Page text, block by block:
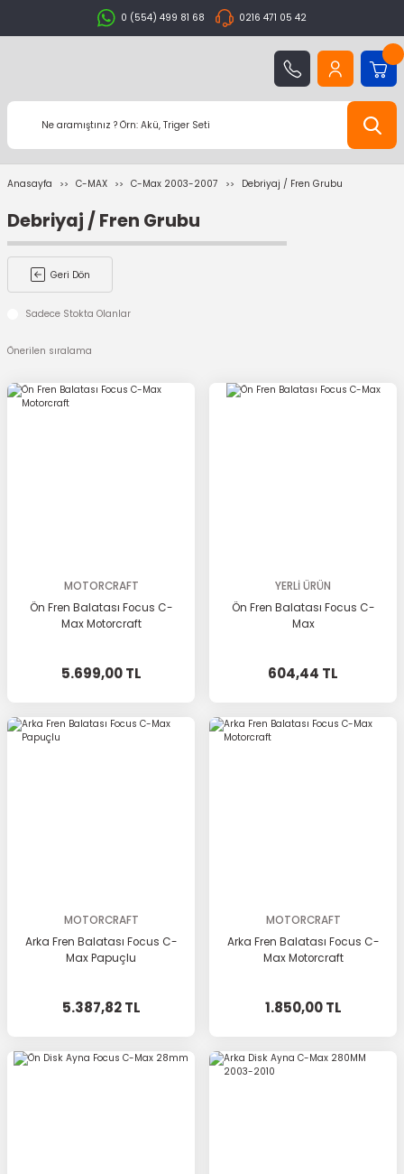
0 (554) 499 81 68 0216 471 05 42
Anasayfa C-MAX C-Max 2003-2007 Debriyaj / Fren Grubu
Debriyaj / Fren Grubu
Geri Dön
Sadece Stokta Olanlar
MOTORCRAFT
Ön Fren Balatası Focus C-
Max Motorcraft
5.699,00 TL
YERLİ ÜRÜN
Ön Fren Balatası Focus C-
Max
604,44 TL
MOTORCRAFT
Arka Fren Balatası Focus C-
Max Papuçlu
5.387,82 TL
MOTORCRAFT
Arka Fren Balatası Focus C-
Max Motorcraft
1.850,00 TL